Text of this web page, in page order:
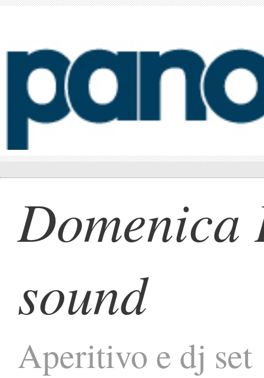
sound
Aperitivo e dj set